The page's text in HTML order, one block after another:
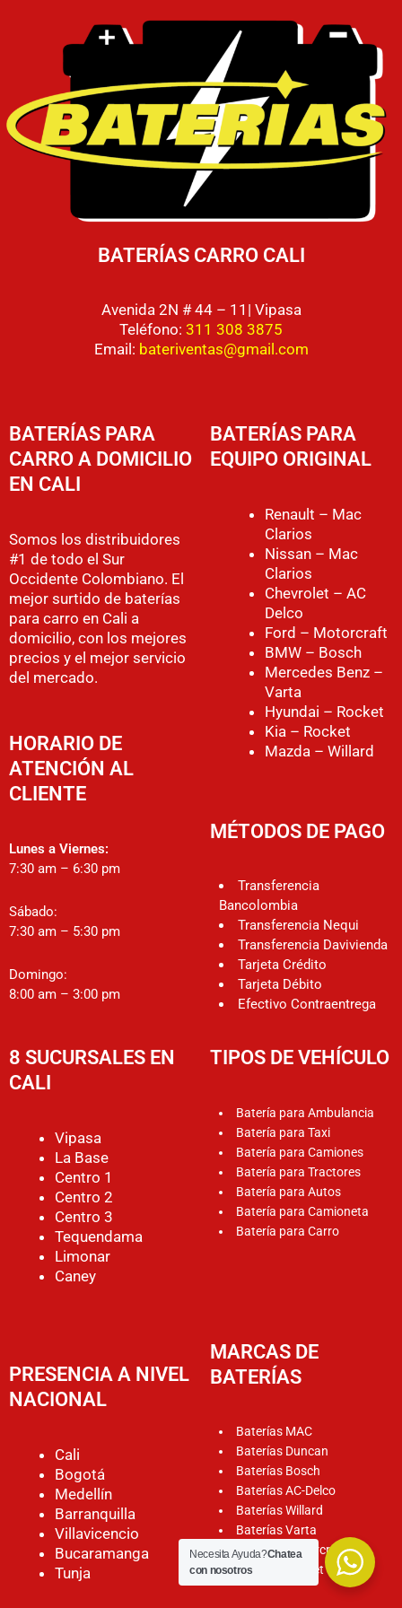
BATERÍAS CARRO CALI
Avenida 2N # 44 – 11| Vipasa
Teléfono: 311 308 3875
Email: bateriventas@gmail.com
BATERÍAS PARA
CARRO A DOMICILIO
EN CALI
Somos los distribuidores
#1 de todo el Sur
Occidente Colombiano. El
mejor surtido de baterías
para carro en Cali a
domicilio, con los mejores
precios y el mejor servicio
del mercado.
HORARIO DE
ATENCIÓN AL
CLIENTE
Lunes a Viernes:
7:30 am – 6:30 pm
Sábado:
7:30 am – 5:30 pm
Domingo:
8:00 am – 3:00 pm
BATERÍAS PARA
EQUIPO ORIGINAL
Renault – Mac
Clarios
Nissan – Mac
Clarios
Chevrolet – AC
Delco
Ford – Motorcraft
BMW – Bosch
Mercedes Benz –
Varta
Hyundai – Rocket
Kia – Rocket
Mazda – Willard
MÉTODOS DE PAGO
Transferencia
Bancolombia
Transferencia Nequi
Transferencia Davivienda
Tarjeta Crédito
Tarjeta Débito
Efectivo Contraentrega
8 SUCURSALES EN
CALI
Vipasa
La Base
Centro 1
Centro 2
Centro 3
Tequendama
Limonar
Caney
PRESENCIA A NIVEL
NACIONAL
Cali
Bogotá
Medellín
Barranquilla
Villavicencio
Bucaramanga
Tunja
TIPOS DE VEHÍCULO
Batería para Ambulancia
Batería para Taxi
Batería para Camiones
Batería para Tractores
Batería para Autos
Batería para Camioneta
Batería para Carro
MARCAS DE
BATERÍAS
Baterías MAC
Baterías Duncan
Baterías Bosch
Baterías AC-Delco
Baterías Willard
Baterías Varta
Baterías Motorcraft
Baterías Rocket
Necesita Ayuda?Chatea
con nosotros